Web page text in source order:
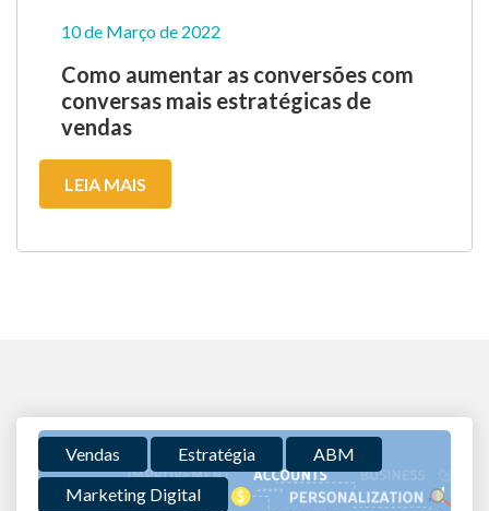
10 de Março de 2022
Como aumentar as conversões com
conversas mais estratégicas de
vendas
LEIA MAIS
Vendas Estratégia
ABM
Marketing Digital